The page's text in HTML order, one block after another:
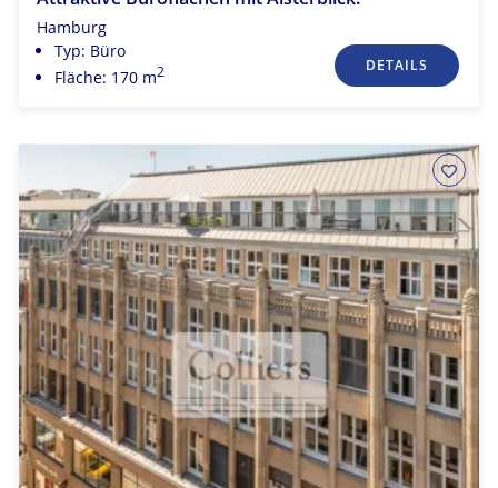
Hamburg
Typ: Büro
Fläche: 170 m2 DETAILS